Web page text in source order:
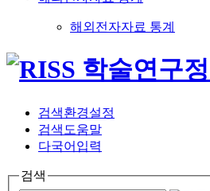
해외전자자료 통계
검색환경설정
검색도움말
다국어입력
검색